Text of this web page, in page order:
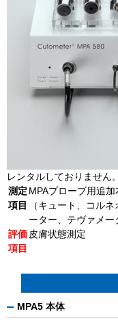
レンタルしておりません。
測定
項目
MPAプローブ用追加
（キュート、コル
ーター、テヴァメー
評価
項目
皮膚状態測定
MPA5 本体